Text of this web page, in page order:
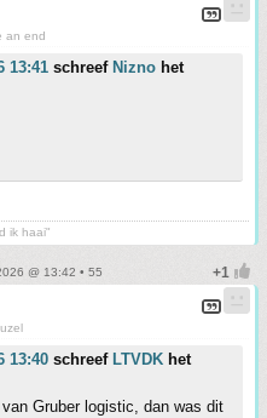
an end
13:41 schreef Nizno het
ik haai"
@ 13:42 • 55
13:40 schreef LTVDK het
Gruber logistic, dan was dit